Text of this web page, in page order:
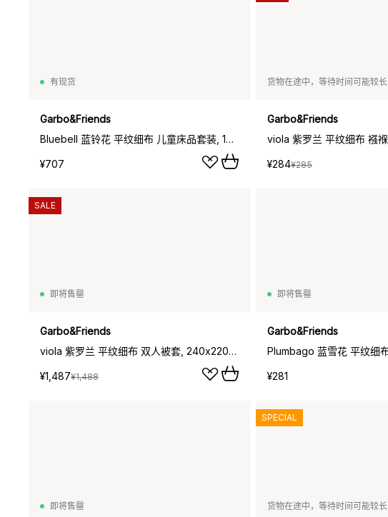
有现货
Garbo&Friends
Bluebell 蓝铃花 平纹细布 儿童床品套装, 100x140cm_40x60cm
¥707
货物在途中，等待时间可能较长
Garbo&Friends
¥284¥285
即将售罄
Garbo&Friends
viola 紫罗兰 平纹细布 双人被套, 240x220cm
¥1,487¥1,488
SALE
即将售罄
Garbo&Friends
¥281
即将售罄 货物在途中，等待时间可能较长
SPECIAL